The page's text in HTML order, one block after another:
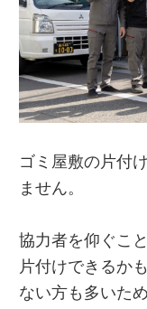
ゴミ屋敷の片付
ません。
協力者を仰ぐこ
片付けできるか
ない方も多いた